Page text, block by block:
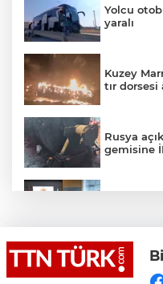
Yolcu
yaralı
Kuzey
tır
Rusya
gemisine
Lukaku